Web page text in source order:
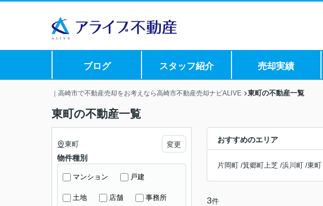
ブログ スタッフ紹介 売却実績
｜高崎市で不動産売却をお考えなら高崎市不動産売却ナビALIVE 東町の不動産一覧
東町の不動産一覧
おすすめのエリア
片岡町 /箕郷町上芝 /浜川町 /東町
3件
東町 変更
物件種別
マンション 戸建
土地 店舗 事務所